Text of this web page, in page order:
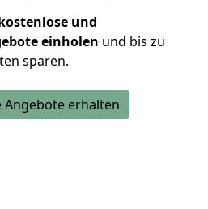
und
einholen und bis zu
sparen.
Angebote erhalten